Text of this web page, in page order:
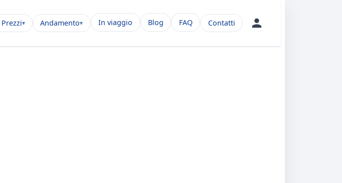
Prezzi Andamento In viaggio Blog FAQ Contatti